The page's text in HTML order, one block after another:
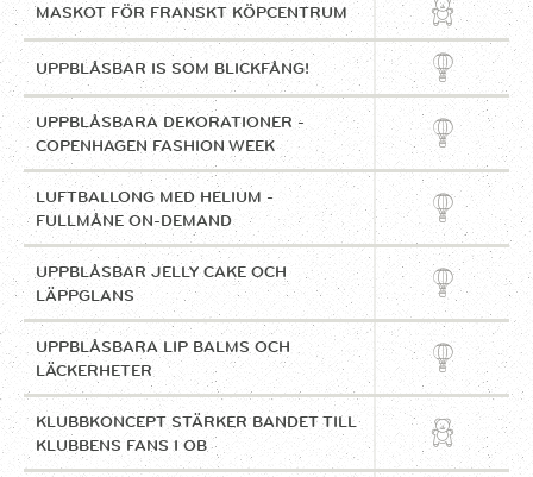
MASKOT FÖR FRANSKT KÖPCENTRUM
UPPBLÅSBAR IS SOM BLICKFÅNG!
UPPBLÅSBARA DEKORATIONER -
COPENHAGEN FASHION WEEK
LUFTBALLONG MED HELIUM -
FULLMÅNE ON-DEMAND
UPPBLÅSBAR JELLY CAKE OCH
LÄPPGLANS
UPPBLÅSBARA LIP BALMS OCH
LÄCKERHETER
KLUBBKONCEPT STÄRKER BANDET TILL
KLUBBENS FANS I OB